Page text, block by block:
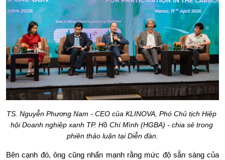
TS. Nguyễn Phương Nam - CEO của KLINOVA, Phó Chủ tịch Hiệp
hội Doanh nghiệp xanh TP. Hồ Chí Mình (HGBA) - chia sẻ trong
phiên thảo luận tại Diễn đàn.
Bên cạnh đó, ông cũng nhấn mạnh rằng mức độ sẵn sàng của